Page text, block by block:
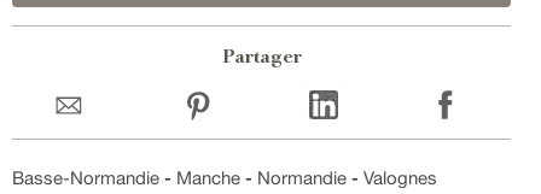
Partager
Basse-Normandie - Manche - Normandie - Valognes